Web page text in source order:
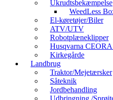
Ukrudtsbekæmpelse
WeedLess
El-køretøjer/Biler
ATV/UTV
Robotplæneklipper
Husqvarna
Kirkegårde
Landbrug
Traktor/Mejetærsker
Såteknik
Jordbehandling
Udbringning /